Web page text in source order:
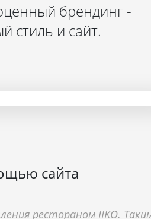
брендинг -
стиль и сайт.
сайта
рестораном IIKO.